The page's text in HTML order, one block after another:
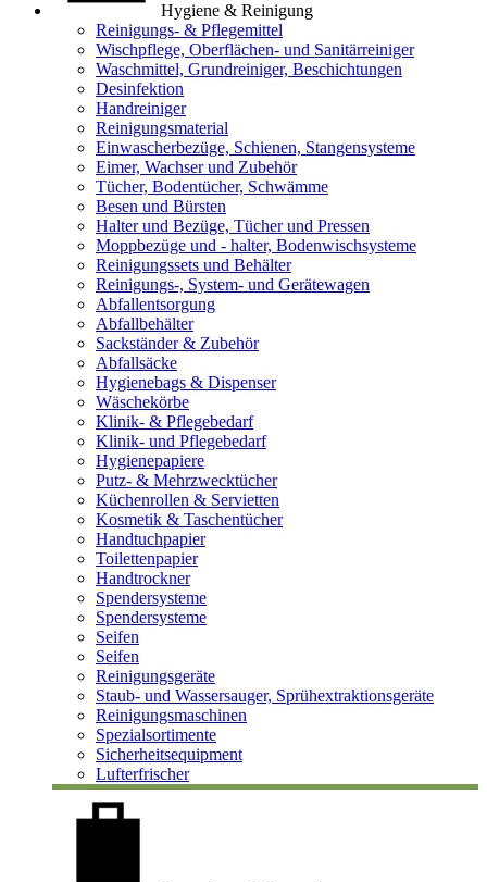
Hygiene & Reinigung
Reinigungs- & Pflegemittel
Wischpflege, Oberflächen- und Sanitärreiniger
Waschmittel, Grundreiniger, Beschichtungen
Desinfektion
Handreiniger
Reinigungsmaterial
Einwascherbezüge, Schienen, Stangensysteme
Eimer, Wachser und Zubehör
Tücher, Bodentücher, Schwämme
Besen und Bürsten
Halter und Bezüge, Tücher und Pressen
Moppbezüge und - halter, Bodenwischsysteme
Reinigungssets und Behälter
Reinigungs-, System- und Gerätewagen
Abfallentsorgung
Abfallbehälter
Sackständer & Zubehör
Abfallsäcke
Hygienebags & Dispenser
Wäschekörbe
Klinik- & Pflegebedarf
Klinik- und Pflegebedarf
Hygienepapiere
Putz- & Mehrzwecktücher
Küchenrollen & Servietten
Kosmetik & Taschentücher
Handtuchpapier
Toilettenpapier
Handtrockner
Spendersysteme
Spendersysteme
Seifen
Seifen
Reinigungsgeräte
Staub- und Wassersauger, Sprühextraktionsgeräte
Reinigungsmaschinen
Spezialsortimente
Sicherheitsequipment
Lufterfrischer